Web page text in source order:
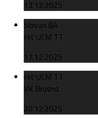
13.12.2025
Slovan BA
Hit UCM TT
17.12.2025
Hit UCM TT
VK Brusno
20.12.2025